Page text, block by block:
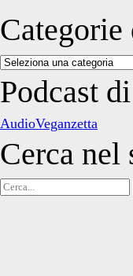
Categorie
degli
articoli
Podcast
AudioVeganzetta
Cerca nel
Cerca